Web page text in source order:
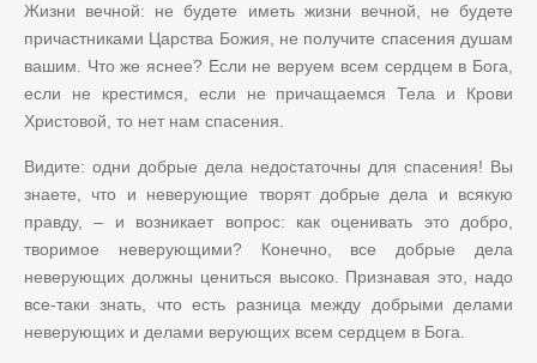
Жизни вечной: не будете иметь жизни вечной, не будете
причастниками Царства Божия, не получите спасения душам
вашим. Что же яснее? Если не веруем всем сердцем в Бога,
если не крестимся, если не причащаемся Тела и Крови
Христовой, то нет нам спасения.
Видите: одни добрые дела недостаточны для спасения! Вы
знаете, что и неверующие творят добрые дела и всякую
правду,– и возникает вопрос: как оценивать это добро,
творимое неверующими? Конечно, все добрые дела
неверующих должны цениться высоко. Признавая это, надо
все-таки знать, что есть разница между добрыми делами
неверующих и делами верующих всем сердцем в Бога.